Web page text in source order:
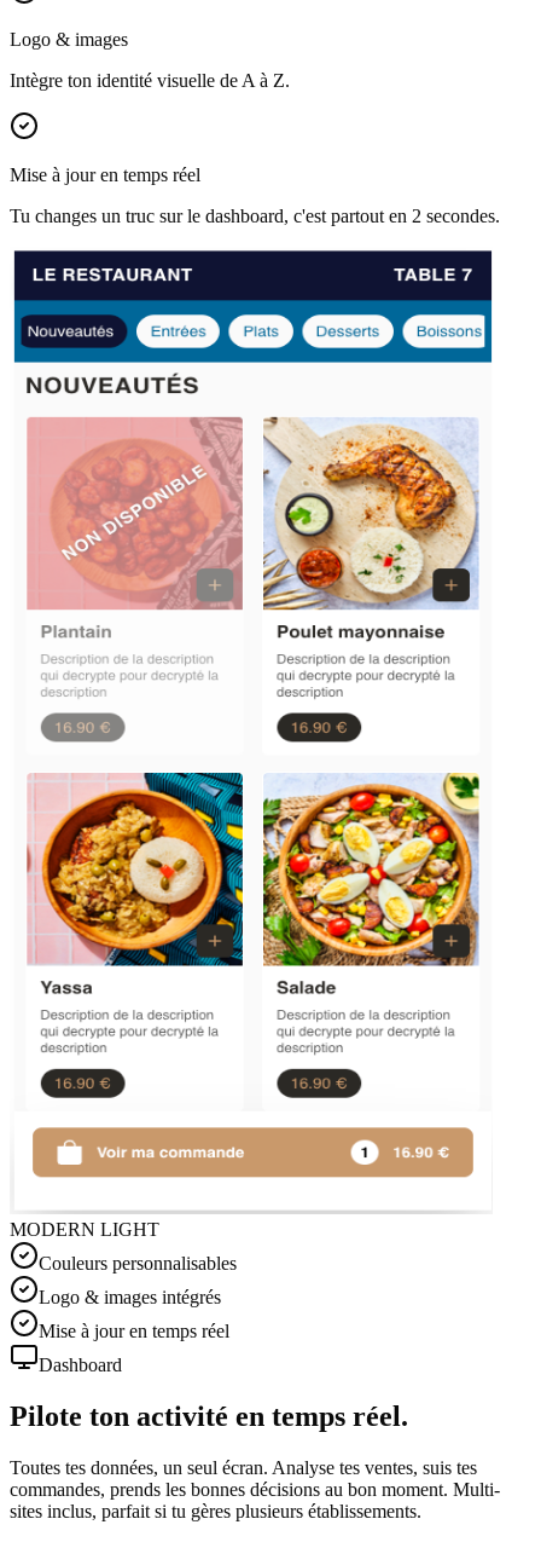
Logo & images
Intègre ton identité visuelle de A à Z.
Mise à jour en temps réel
Tu changes un truc sur le dashboard, c'est partout en 2 secondes.
MODERN LIGHT
Couleurs personnalisables
Logo & images intégrés
Mise à jour en temps réel
Dashboard
Pilote ton activité en temps réel.
Toutes tes données, un seul écran. Analyse tes ventes, suis tes
commandes, prends les bonnes décisions au bon moment. Multi-
sites inclus, parfait si tu gères plusieurs établissements.